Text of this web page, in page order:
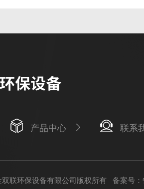
产品中心 联系
联环保设备有限公司版权所有 备案号